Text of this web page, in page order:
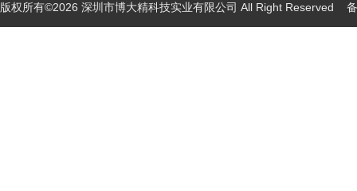
版权所有©2026 深圳市博大精科技实业有限公司 All Right Reserved